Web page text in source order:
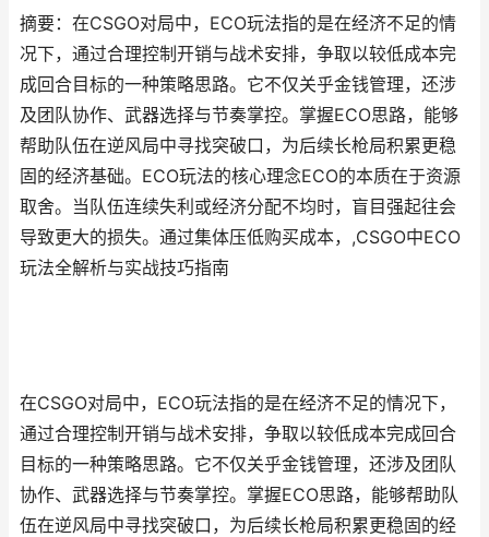
摘要：在CSGO对局中，ECO玩法指的是在经济不足的情
况下，通过合理控制开销与战术安排，争取以较低成本完
成回合目标的一种策略思路。它不仅关乎金钱管理，还涉
及团队协作、武器选择与节奏掌控。掌握ECO思路，能够
帮助队伍在逆风局中寻找突破口，为后续长枪局积累更稳
固的经济基础。ECO玩法的核心理念ECO的本质在于资源
取舍。当队伍连续失利或经济分配不均时，盲目强起往会
导致更大的损失。通过集体压低购买成本，,CSGO中ECO
玩法全解析与实战技巧指南
在CSGO对局中，ECO玩法指的是在经济不足的情况下，
通过合理控制开销与战术安排，争取以较低成本完成回合
目标的一种策略思路。它不仅关乎金钱管理，还涉及团队
协作、武器选择与节奏掌控。掌握ECO思路，能够帮助队
伍在逆风局中寻找突破口，为后续长枪局积累更稳固的经